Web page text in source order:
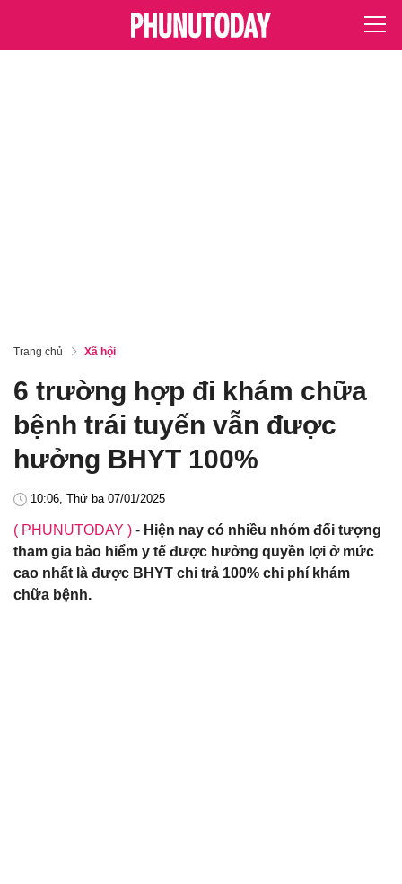
Trang chủ Xã hội
6 trường hợp đi khám chữa
bệnh trái tuyến vẫn được
hưởng BHYT 100%
10:06, Thứ ba 07/01/2025
( PHUNUTODAY ) - Hiện nay có nhiều nhóm đối tượng
tham gia bảo hiểm y tế được hưởng quyền lợi ở mức
cao nhất là được BHYT chi trả 100% chi phí khám
chữa bệnh.